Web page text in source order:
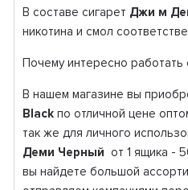
В составе сигарет Джи м
никотина и смол
Почему интересно работать
В нашем магазине вы
Black по отличной цене
так же для личного
Деми Черный от 1 ящика -
вы найдете большой